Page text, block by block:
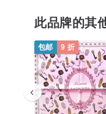
此品牌的其
包邮 9 折